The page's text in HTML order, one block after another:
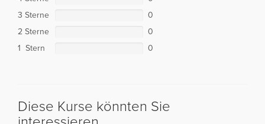
3 Sterne
0
2 Sterne
0
1 Stern
0
Diese Kurse könnten Sie